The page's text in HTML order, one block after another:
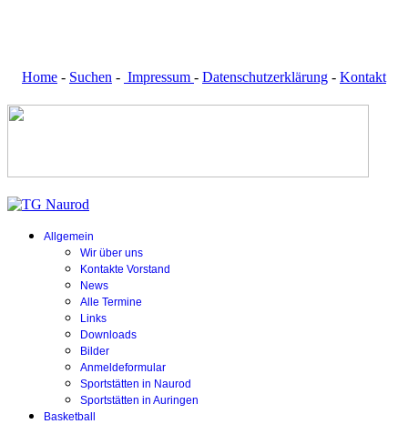
Home - Suchen - Impressum - Datenschutzerklärung - Kontakt
Allgemein
Wir über uns
Kontakte Vorstand
News
Alle Termine
Links
Downloads
Bilder
Anmeldeformular
Sportstätten in Naurod
Sportstätten in Auringen
Basketball